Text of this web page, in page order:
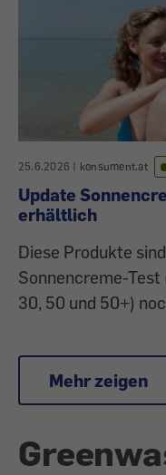
25.6.2026 | konsument.at
Update
erhältlich
Diese Produkte
Sonnencreme-
30, 50 und 50+)
Mehr zeigen